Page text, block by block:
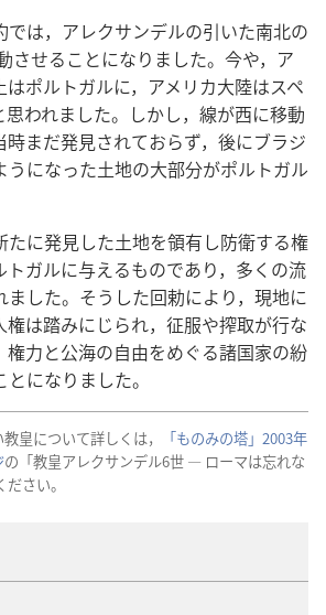
で​は，アレクサンデル​の​引い​た​南北​の​
さ​せる​こと​に​なり​まし​た。今や，ア
は​ポルトガル​に，アメリカ​大陸​は​スペ
思わ​れ​まし​た。しかし，線​が​西​に​移動​
時​まだ​発見​さ​れ​て​おら​ず，後​に​ブラジ
う​に​なっ​た​土地​の​大部分​が​ポルトガル​
た​に​発見​し​た​土地​を​領有​し​防衛​する​権
トガル​に​与える​もの​で​あり，多く​の​流
まし​た。そう​し​た​回勅​に​より，現地​に​
は​踏みにじら​れ，征服​や​搾取​が​行な
権力​と​公海​の​自由​を​めぐる​諸​国家​の​紛
に​なり​まし​た。
皇​に​つい​て​詳しく​は，
「ものみの塔」2003​年​
​の「教皇​アレクサンデル​6​世 ― ローマ​は​忘れ​な
さい。